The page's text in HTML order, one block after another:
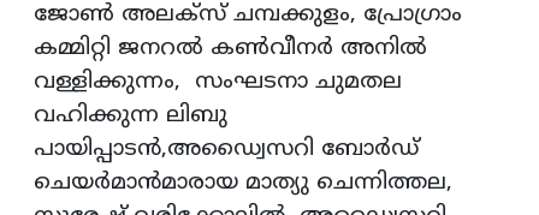
ജോൺ അലക്സ് ചമ്പക്കുളം, പ്രോഗ്രാം
കമ്മിറ്റി ജനറൽ കൺവീനർ അനിൽ
വള്ളിക്കുന്നം, സംഘടനാ ചുമതല
വഹിക്കുന്ന ലിബു
പായിപ്പാടൻ,അഡ്വൈസറി ബോർഡ്
ചെയർമാൻമാരായ മാത്യു ചെന്നിത്തല,